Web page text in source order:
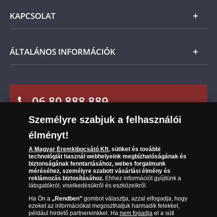
és a kézhezvételtől számított 14 napon belül
visszaküldheti. A
mennyiben időközben kifizette a
termék árát, akkor azt visszatérítjük Önnek.
Magyar
KAPCSOLAT
Ügyfélszolgálat
Leiratkozás a hírlevélről
ÁLTALÁNOS INFORMÁCIÓK
Sütik (cookies) használata
Süti (cookies)Beállítások
Társaságunkról
Az érmék és érmek ára és értéke
Gyakran ismételt kérdések
Adatkezelés
06 80 888 889
(díjmentesen hívható hétfőtől csütörtökig 9.00 és 17.00
óra között, péntekenként 9.00 és 15.00 óra között)
Személyre szabjuk a felhasználói
élményt!
A Magyar Éremkibocsátó Kft.sütiket és további
technológiát használ webhelyeink megbízhatóságának és
biztonságának fenntartásához, webes forgalmunk
méréséhez, személyre szabott vásárlási élmény és
reklámozás biztosításához.Ehhez információt gyűjtünk a
látogatókról, viselkedésükről és eszközeikről.
Ha Ön a „Rendben”gombot választja, azzal elfogadja, hogy
ezeket az információkat megoszthatjuk harmadik felekkel,
például hirdető partnereinkkel. Ha nem fogadjael a süti